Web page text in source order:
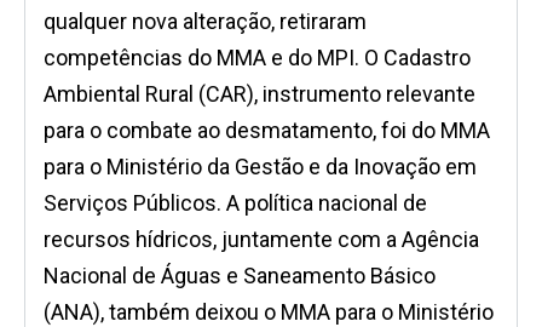
qualquer nova alteração, retiraram
competências do MMA e do MPI. O Cadastro
Ambiental Rural (CAR), instrumento relevante
para o combate ao desmatamento, foi do MMA
para o Ministério da Gestão e da Inovação em
Serviços Públicos. A política nacional de
recursos hídricos, juntamente com a Agência
Nacional de Águas e Saneamento Básico
(ANA), também deixou o MMA para o Ministério